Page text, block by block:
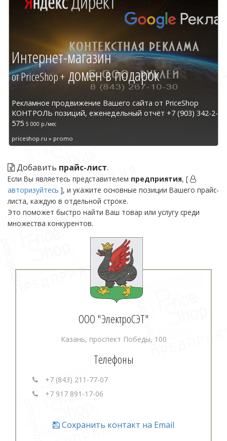
Интернет-магазин
от PriceShop +домен в подарок
Рекламное продвижение Вашего сайта от PriceShop
КОНТРОЛЬ позиций, еженедельный отчёт +7 (903) 342-2-
575 5 000 р./мес
priceshop.ru » promo
Добавить прайс-лист.
Если Вы являетесь представителем предприятия, [
авторизуйтесь ], и укажите основные позиции Вашего прайс-
листа, каждую в отдельной строке.
Это поможет быстро найти Ваш товар или услугу среди
множества конкурентов.
ООО "ЭлектроСЭТ"
Казань, проспект Победы, 100
Телефоны
+7 (843) 211-77-07
+7 917 891-17-06
Сохранить контакт на Email